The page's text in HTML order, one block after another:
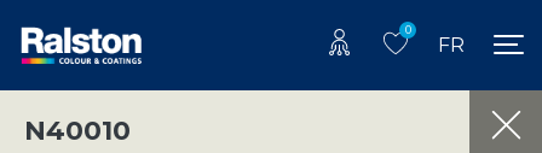
0
FR
N40010